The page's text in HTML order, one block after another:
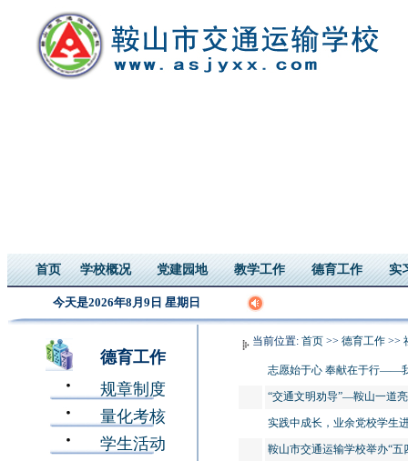
首页 学校概况 党建园地 教学工作 德育工作 实
今天是2026年8月9日 星期日
德育工作
规章制度
量化考核
学生活动
当前位置: 首页 >> 德育工作 >>
志愿始于心 奉献在于行——
“交通文明劝导”—鞍山一道
实践中成长，业余党校学生
鞍山市交通运输学校举办“五